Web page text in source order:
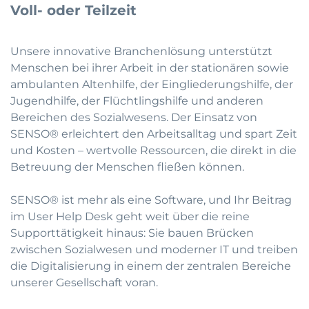
Voll- oder Teilzeit
Unsere innovative Branchenlösung unterstützt
Menschen bei ihrer Arbeit in der stationären sowie
ambulanten Altenhilfe, der Eingliederungshilfe, der
Jugendhilfe, der Flüchtlingshilfe und anderen
Bereichen des Sozialwesens. Der Einsatz von
SENSO® erleichtert den Arbeitsalltag und spart Zeit
und Kosten – wertvolle Ressourcen, die direkt in die
Betreuung der Menschen fließen können.
SENSO® ist mehr als eine Software, und Ihr Beitrag
im User Help Desk geht weit über die reine
Supporttätigkeit hinaus: Sie bauen Brücken
zwischen Sozialwesen und moderner IT und treiben
die Digitalisierung in einem der zentralen Bereiche
unserer Gesellschaft voran.